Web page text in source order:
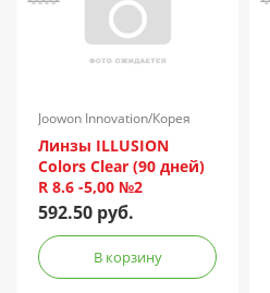
Joowon Innovation/Корея
Линзы ILLUSION
Colors Clear (90 дней)
R 8.6 -5,00 №2
592.50 руб.
В корзину